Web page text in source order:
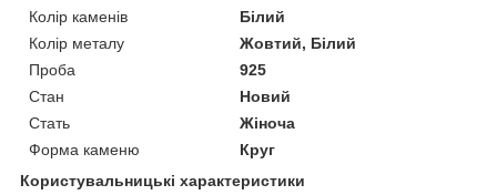
Колір каменів
Білий
Колір металу
Жовтий, Білий
Проба
925
Стан
Новий
Стать
Жіноча
Форма каменю
Круг
Користувальницькі характеристики